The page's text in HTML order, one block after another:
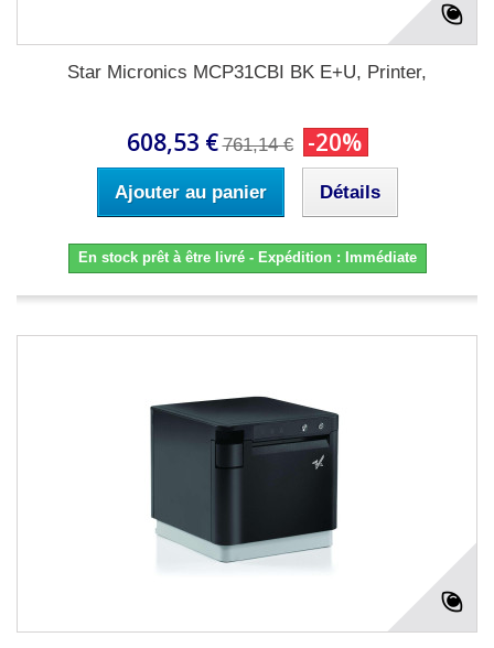
Star Micronics MCP31CBI BK E+U, Printer,
608,53 € 761,14 € -20%
Ajouter au panier Détails
En stock prêt à être livré - Expédition : Immédiate